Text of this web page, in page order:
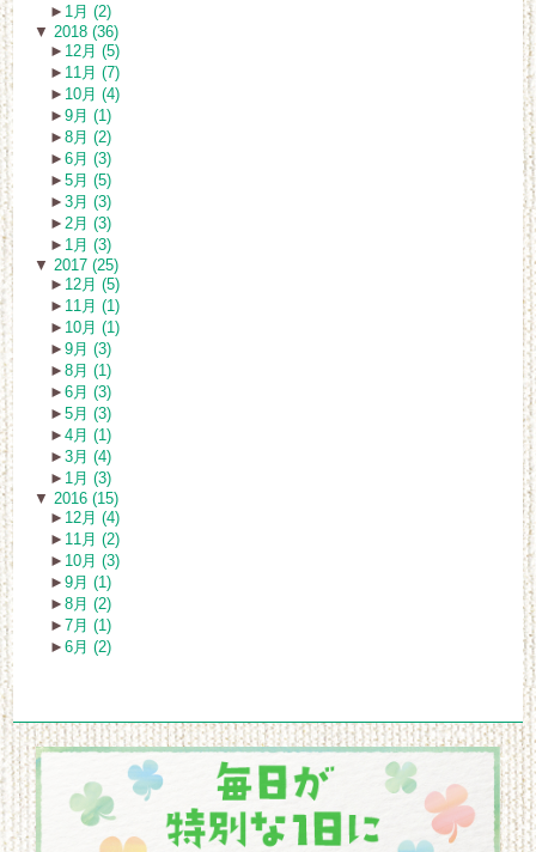
► 1月 (2)
▼ 2018 (36)
► 12月 (5)
► 11月 (7)
► 10月 (4)
► 9月 (1)
► 8月 (2)
► 6月 (3)
► 5月 (5)
► 3月 (3)
► 2月 (3)
► 1月 (3)
▼ 2017 (25)
► 12月 (5)
► 11月 (1)
► 10月 (1)
► 9月 (3)
► 8月 (1)
► 6月 (3)
► 5月 (3)
► 4月 (1)
► 3月 (4)
► 1月 (3)
▼ 2016 (15)
► 12月 (4)
► 11月 (2)
► 10月 (3)
► 9月 (1)
► 8月 (2)
► 7月 (1)
► 6月 (2)